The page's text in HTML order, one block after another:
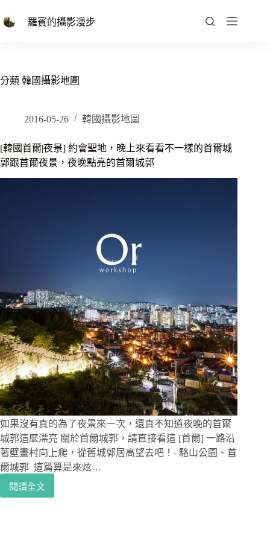
至
容
羅賓的攝影漫步
分類 韓國攝影地圖
2016-05-26 韓國攝影地圖
[韓國首爾|夜景] 約會聖地，晚上來看看不一樣的首爾城
郭跟首爾夜景，夜晚點亮的首爾城郭
如果沒有真的為了夜景來一次，還真不知道夜晚的首爾
城郭這麼漂亮 關於首爾城郭，請直接看這 [首爾] 一路沿
著壁畫村向上爬，從舊城郭居高望去吧！- 駱山公園、首
爾城郭 這篇算是來炫…
閱讀全文
[韓